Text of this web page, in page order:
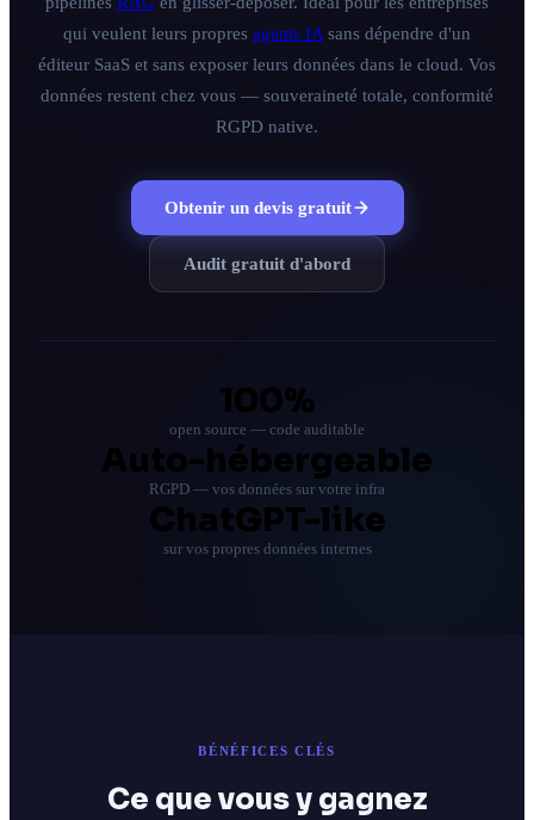
Tous les services
Blog
Réponse sous 24h · Audit sans engagement
qui veulent leurs propres agents IA sans dépendre d'un
éditeur SaaS et sans exposer leurs données dans le cloud. Vos
données restent chez vous — souveraineté totale, conformité
RGPD native.
Obtenir un devis gratuit
Audit gratuit d'abord
100%
open source — code auditable
Auto-hébergeable
RGPD — vos données sur votre infra
ChatGPT-like
sur vos propres données internes
BÉNÉFICES CLÉS
Ce que vous y gagnez